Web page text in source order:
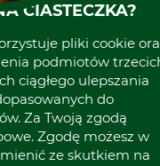
CIASTECZKA?
pliki cookie
podmiotów
ciągłego ulepszania
do
Za Twoją zgodą
Zgodę możesz w
ze skutkiem na